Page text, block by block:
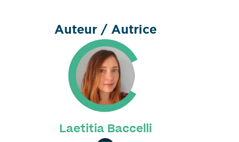
Auteur / Autrice
Laetitia Baccelli